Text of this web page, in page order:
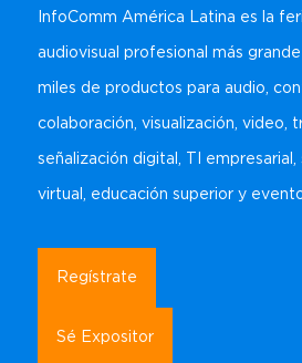
InfoComm América Latina es la
audiovisual profesional más
miles de productos para audio,
colaboración, visualización, video,
señalización digital, TI empresarial,
virtual, educación superior y
Regístrate
Sé Expositor